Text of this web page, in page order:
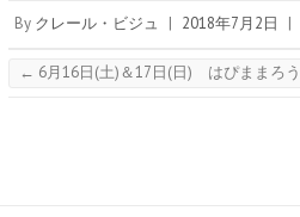
By クレール・ビジュ 2018年7月2日
← 6月16日(土)＆17日(日) はぴままろ